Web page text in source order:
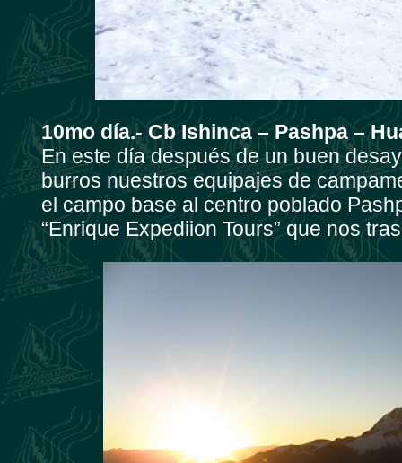
10mo día.- Cb Ishinca – Pashpa –
En este día después de un buen
burros nuestros equipajes de
el campo base al centro poblado
“Enrique Expediion Tours” que nos